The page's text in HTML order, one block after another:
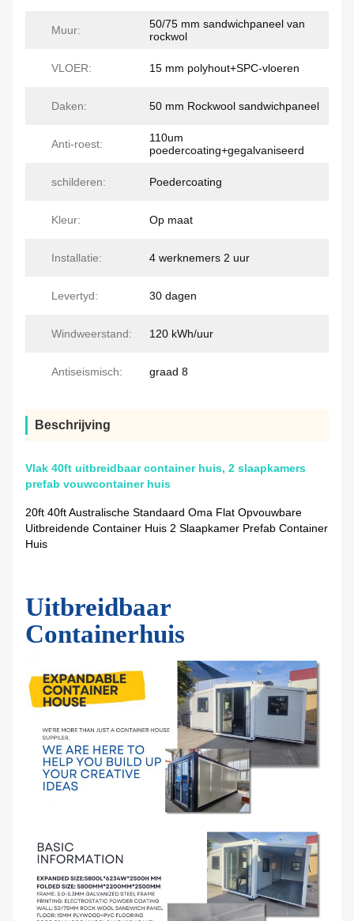
Muur:
50/75 mm sandwichpaneel van
rockwol
VLOER: 15 mm polyhout+SPC-vloeren
Daken: 50 mm Rockwool sandwichpaneel
Anti-roest:
110um
poedercoating+gegalvaniseerd
schilderen: Poedercoating
Kleur: Op maat
Installatie: 4 werknemers 2 uur
Levertyd: 30 dagen
Windweerstand: 120 kWh/uur
Antiseismisch: graad 8
Beschrijving
Vlak 40ft uitbreidbaar container huis, 2 slaapkamers
prefab vouwcontainer huis
20ft 40ft Australische Standaard Oma Flat Opvouwbare
Uitbreidende Container Huis 2 Slaapkamer Prefab Container
Huis
Uitbreidbaar
Containerhuis